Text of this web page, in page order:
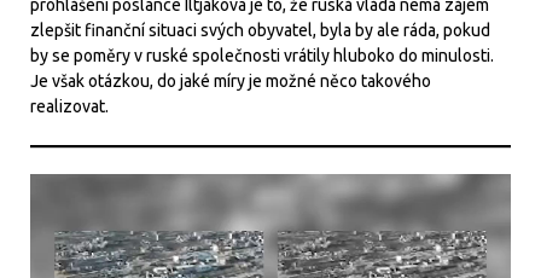
prohlášení poslance Iltjakova je to, že ruská vláda nemá zájem
zlepšit finanční situaci svých obyvatel, byla by ale ráda, pokud
by se poměry v ruské společnosti vrátily hluboko do minulosti.
Je však otázkou, do jaké míry je možné něco takového
realizovat.